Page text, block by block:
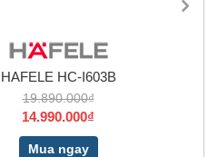
HC-I603B
ngay